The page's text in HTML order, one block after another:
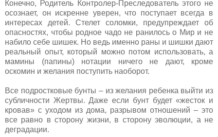
Конечно, Родитель Контролер-Преследователь этого не
осознает, он искренне уверен, что поступает всегда в
интересах детей. Стелет соломки, предупреждает об
опасностях, чтобы родное чадо не ранилось о Мир и не
набило себе шишек. Но ведь именно раны и шишки дают
реальный опыт, который можно потом использовать, а
мамины (папины) нотации ничего не дают, кроме
оскомин и желания поступить наоборот.
Все подростковые бунты – из желания ребенка выйти из
субличности Жертвы. Даже если бунт будет «жесток и
кровав» с уходом из дома, разрывом отношений – это
все равно в сторону жизни, в сторону эволюции, а не
деградации.